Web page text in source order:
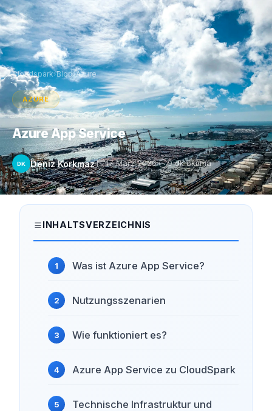
Cloudspark›Blog›Azure
AZURE
Azure App Service
DK Deniz Korkmaz 17 März 2026 9 dk okuma
INHALTSVERZEICHNIS
Was ist Azure App Service?
Nutzungsszenarien
Wie funktioniert es?
Azure App Service zu CloudSpark
Technische Infrastruktur und